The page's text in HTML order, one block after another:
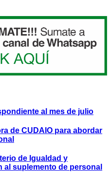
al mes de julio
de CUDAIO para abordar
de Igualdad y
al suplemento de personal